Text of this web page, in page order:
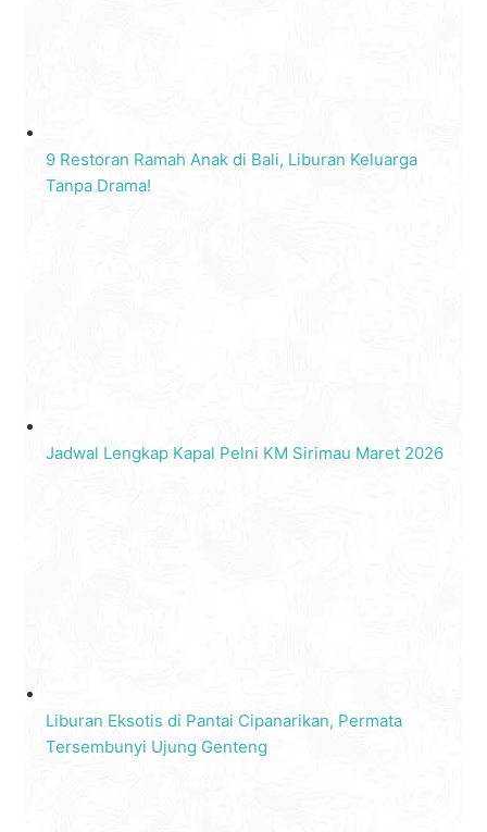
9 Restoran Ramah Anak di Bali, Liburan Keluarga
Tanpa Drama!
Jadwal Lengkap Kapal Pelni KM Sirimau Maret 2026
Liburan Eksotis di Pantai Cipanarikan, Permata
Tersembunyi Ujung Genteng